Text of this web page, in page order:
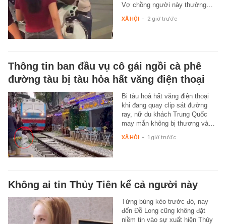
Vợ chồng người này thường…
XÃ HỘI - 2 giờ trước
Thông tin ban đầu vụ cô gái ngồi cà phê
đường tàu bị tàu hỏa hất văng điện thoại
Bị tàu hoả hất văng điện thoại
khi đang quay clip sát đường
ray, nữ du khách Trung Quốc
may mắn không bị thương và…
XÃ HỘI - 1 giờ trước
Không ai tin Thủy Tiên kể cả người này
Từng bùng kèo trước đó, nay
đến Đỗ Long cũng không đặt
niềm tin vào sự xuất hiện Thủy